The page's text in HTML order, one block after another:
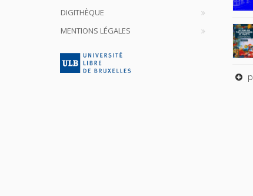
DIGITHÈQUE
MENTIONS LÉGALES